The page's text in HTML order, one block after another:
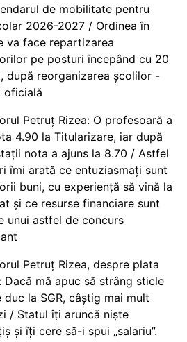
de mobilitate pentru
2026-2027 / Ordinea în
va face repartizarea
pe posturi începând cu 20
după reorganizarea școlilor -
oficială
Petruț Rizea: O profesoară a
4.90 la Titularizare, iar după
nota a ajuns la 8.70 / Astfel
îmi arată ce entuziasmați sunt
buni, cu experiență să vină la
și ce resurse financiare sunt
unui astfel de concurs
Petruț Rizea, despre plata
Dacă mă apuc să strâng sticle
duc la SGR, câștig mai mult
/ Statul îți aruncă niște
și îți cere să-i spui „salariu”.